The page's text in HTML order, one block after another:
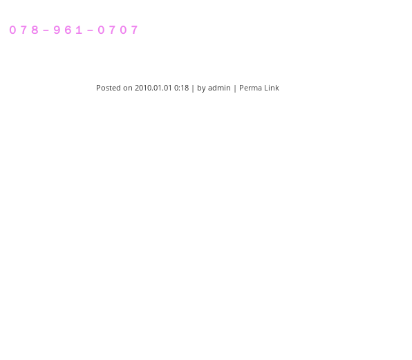
０７８－９６１－０７０７
Posted on 2010.01.01 0:18 | by admin | Perma Link